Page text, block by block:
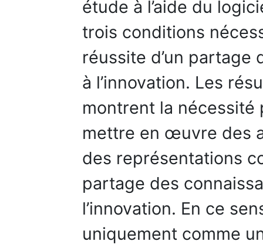
étude à l’aide du
trois conditions
réussite d’un partage
à l’innovation. Les
montrent la nécessité
mettre en œuvre des
des représentations
partage des
l’innovation. En ce
uniquement comme